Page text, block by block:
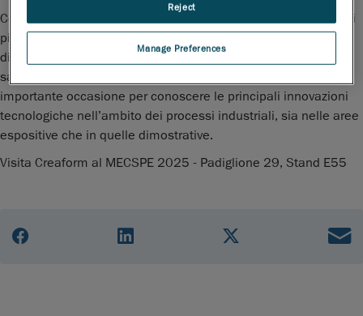
Con un programma sviluppato sui tre filoni tematici ispirati dai
pilastri per la crescita in chiave 4.0, formazione,
digitalizzazione e sostenibilità, il percorso all’interno dei 13
saloni sinergici di MECSPE sarà per visitatori ed espositori
importante occasione per conoscere le principali innovazioni
tecnologiche nell’ambito dei processi industriali, sia nelle aree
espositive che in quelle dimostrative.
Visita Creaform al MECSPE 2025 - Padiglione 29, Stand E55
Manage Preferences
Reject